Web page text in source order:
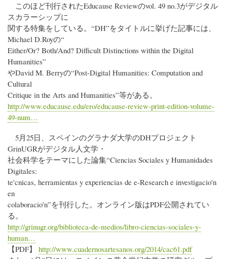
このほど刊行されたEducause Reviewのvol. 49 no.3がデジタル
スカラーシップに
関する特集をしている。“DH”をタイトルに挙げた記事には、
Michael D.Royの“
Either/Or? Both/And? Difficult Distinctions within the Digital
Humanities”
やDavid M. Berryの“Post-Digital Humanities: Computation and
Cultural
Critique in the Arts and Humanities”等がある。
http://www.educause.edu/ero/educause-review-print-edition-volume-
49-num…
5月25日、スペインのグラナダ大学のDHプロジェクト
GrinUGRがデジタル人文学・
社会科学をテーマにした論集“Ciencias Sociales y Humanidades
Digitales:
te'cnicas, herramientas y experiencias de e-Research e investigacio'n
en
colaboracio'n”を刊行した。オンライン版はPDF公開されてい
る。
http://grinugr.org/biblioteca-de-medios/libro-ciencias-sociales-y-
human…
【PDF】 http://www.cuadernosartesanos.org/2014/cac61.pdf